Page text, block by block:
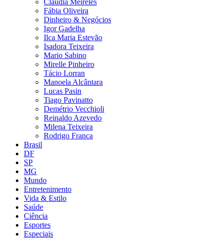
Claudia Meireles
Fábia Oliveira
Dinheiro & Negócios
Igor Gadelha
Ilca Maria Estevão
Isadora Teixeira
Mario Sabino
Mirelle Pinheiro
Tácio Lorran
Manoela Alcântara
Lucas Pasin
Tiago Pavinatto
Demétrio Vecchioli
Reinaldo Azevedo
Milena Teixeira
Rodrigo França
Brasil
DF
SP
MG
Mundo
Entretenimento
Vida & Estilo
Saúde
Ciência
Esportes
Especiais